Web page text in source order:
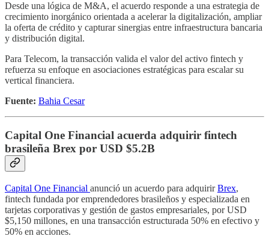
Desde una lógica de M&A, el acuerdo responde a una estrategia de
crecimiento inorgánico orientada a acelerar la digitalización, ampliar
la oferta de crédito y capturar sinergias entre infraestructura bancaria
y distribución digital.
Para Telecom, la transacción valida el valor del activo fintech y
refuerza su enfoque en asociaciones estratégicas para escalar su
vertical financiera.
Fuente: Bahia Cesar
Capital One Financial acuerda adquirir fintech
brasileña Brex por USD $5.2B
Capital One Financial anunció un acuerdo para adquirirBrex,
fintech fundada por emprendedores brasileños y especializada en
tarjetas corporativas y gestión de gastos empresariales, por USD
$5,150 millones, en una transacción estructurada 50% en efectivo y
50% en acciones.